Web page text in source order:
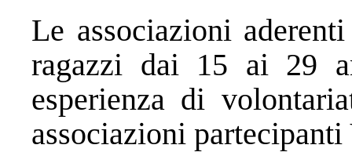
Le associazioni
ragazzi dai 15 ai 29
esperienza di
associazioni